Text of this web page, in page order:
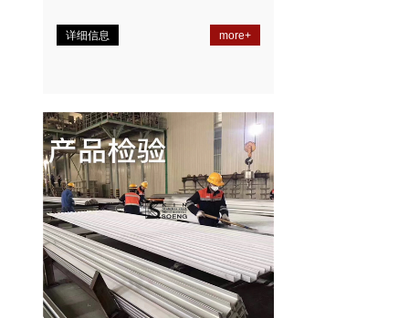
详细信息 more+